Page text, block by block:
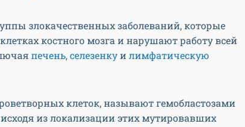
злокачественных заболеваний, которые
костного мозга и нарушают работу всей
печень,селезенкуилимфатическую
клеток, называют гемобластозами
из локализации этих мутировавших